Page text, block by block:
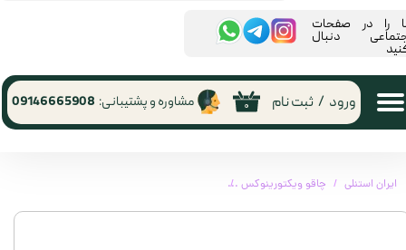
۰ ورود / ثبت نام مشاوره و پشتیبانی: 09146665908
را در صفحات
دنبال
ایران استنلی چاقو ویکتورینوکس